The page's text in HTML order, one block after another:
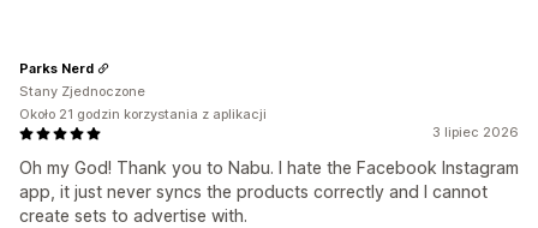
3 lipiec 2026
Oh my God! Thank you to Nabu. I hate the Facebook Instagram
app, it just never syncs the products correctly and I cannot
create sets to advertise with.
Parks Nerd
Stany Zjednoczone
Około 21 godzin korzystania z aplikacji